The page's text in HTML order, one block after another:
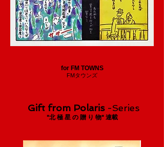
for FM TOWNS
FMタウンズ
Gift from Polaris -Series
"北 極 星 の 贈 り 物" 連載